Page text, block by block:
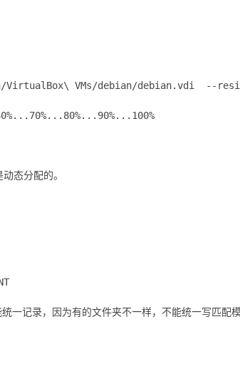
VirtualBox\ VMs/debian/debian.vdi --
一记录，因为有的文件夹不一样，不能统一写匹配